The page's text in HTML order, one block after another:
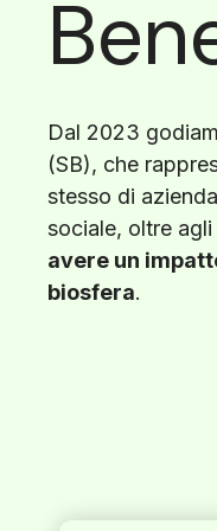
Dal 2023
(SB), che
stesso di
sociale, oltre
avere un
biosfera.